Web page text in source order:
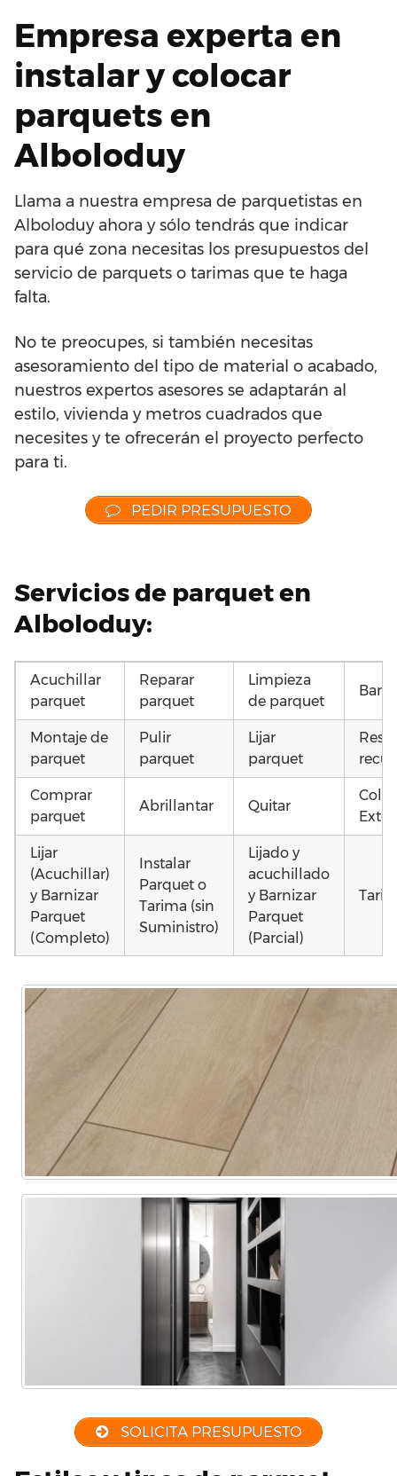
Empresa experta en
instalar y colocar
parquets en
Alboloduy
Llama a nuestra empresa de parquetistas en
Alboloduy ahora y sólo tendrás que indicar
para qué zona necesitas los presupuestos del
servicio de parquets o tarimas que te haga
falta.
No te preocupes, si también necesitas
asesoramiento del tipo de material o acabado,
nuestros expertos asesores se adaptarán al
estilo, vivienda y metros cuadrados que
necesites y te ofrecerán el proyecto perfecto
para ti.
PEDIR PRESUPUESTO
Servicios de parquet en
Alboloduy:
Acuchillar
parquet
Reparar
parquet
Limpieza
de parquet
Montaje de
parquet
Pulir
parquet
Lijar
parquet
Comprar
parquet
Abrillantar Quitar
Lijar
(Acuchillar)
y Barnizar
Parquet
(Completo)
Instalar
Parquet o
Tarima (sin
Suministro)
Lijado y
acuchillado
y Barnizar
Parquet
(Parcial)
parquet o
parquet o
Tarima
Vivienda
parquet o
Tarima
Vivienda
(Parcial)
SOLICITA PRESUPUESTO